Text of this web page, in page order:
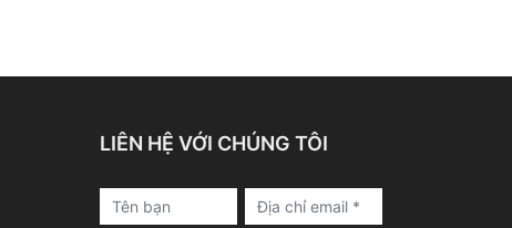
LIÊN HỆ VỚI CHÚNG TÔI